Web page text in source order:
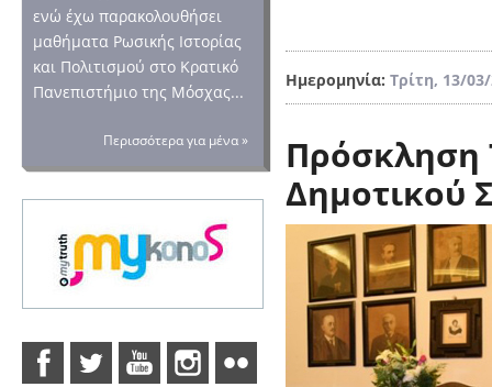
ενώ έχω παρακολουθήσει
μαθήματα Ρωσικής Ιστορίας
και Πολιτισμού στο Κρατικό
Πανεπιστήμιο της Μόσχας...
Περισσότερα για μένα »
Ημερομηνία: Τρίτη, 13/
Πρόσκληση
Δημοτικού